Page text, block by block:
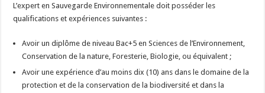
L’expert en Sauvegarde Environnementale doit posséder les
qualifications et expériences suivantes :
Avoir un diplôme de niveau Bac+5 en Sciences de l’Environnement,
Conservation de la nature, Foresterie, Biologie, ou équivalent ;
Avoir une expérience d’au moins dix (10) ans dans le domaine de la
protection et de la conservation de la biodiversité et dans la